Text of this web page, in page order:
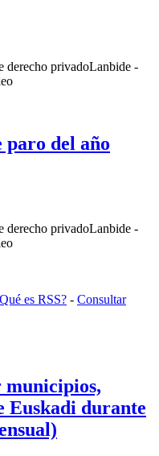
derecho privadoLanbide -
paro del año
derecho privadoLanbide -
es RSS? - Consultar
durante